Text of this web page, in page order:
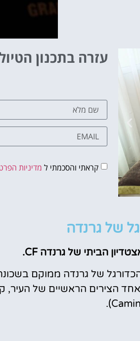
טיסות
מציאת
פה!
עזרה בתכנון
קראתי והסכמתי ל מדיניות
של גרנדה
של גרנדה ממוקם בשכונת
הצירים הראשיים של העיר,
.